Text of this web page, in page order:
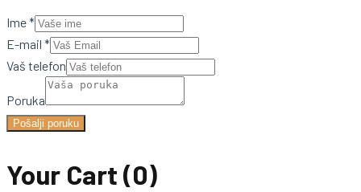
Ime*
E-mail *
Vaš telefon
Poruka
Pošalji poruku
Your Cart (0)